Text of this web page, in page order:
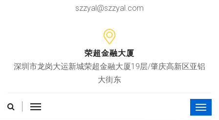
szzyal@szzyal.com
荣超金融大厦
深圳市龙岗大运新城荣超金融大厦19层/肇庆高新区亚铝
大街东